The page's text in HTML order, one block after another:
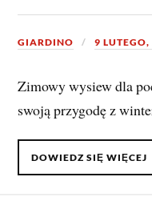
GIARDINO 9
Zimowy wysiew dla
swoją przygodę z
DOWIEDZ SIĘ WIĘCEJ